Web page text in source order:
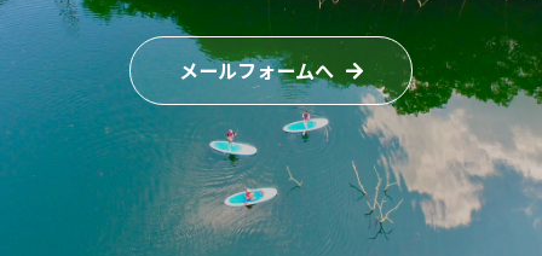
メールフォームへ